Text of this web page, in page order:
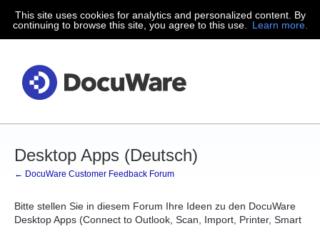
Zum
Inhalt
This site uses cookies for analytics and personalized content. By
continuing to browse this site, you agree to this use.
Learn more.
Desktop Apps (Deutsch)
← DocuWare Customer Feedback Forum
Bitte stellen Sie in diesem Forum Ihre Ideen zu den DocuWare
Desktop Apps (Connect to Outlook, Scan, Import, Printer, Smart